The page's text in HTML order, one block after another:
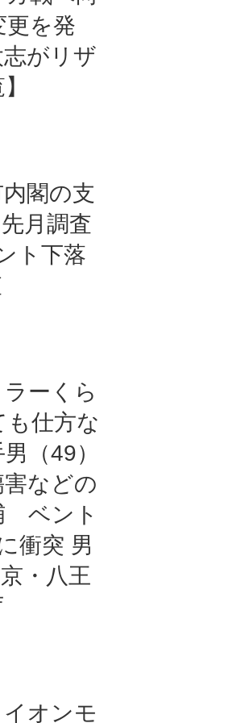
更を発
がリザ
内閣の支
月調査
ト下落
ラーくら
も仕方な
（49）
などの
ベント
衝突 男
・八王
イオンモ